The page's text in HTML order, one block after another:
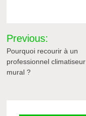
Navigation
de
l’article
Previous:
Pourquoi recourir à un
professionnel climatiseur
mural ?